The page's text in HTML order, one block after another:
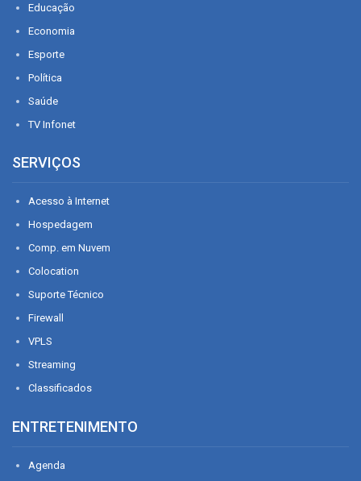
Educação
Economia
Esporte
Política
Saúde
TV Infonet
SERVIÇOS
Acesso à Internet
Hospedagem
Comp. em Nuvem
Colocation
Suporte Técnico
Firewall
VPLS
Streaming
Classificados
ENTRETENIMENTO
Agenda